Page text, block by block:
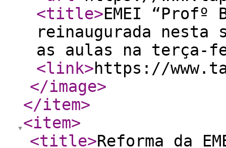
<title>EMEI “Profº
reinaugurada nesta
as aulas na terça-
<link>https://
</image>
</item>
<item>
<title>Reforma da